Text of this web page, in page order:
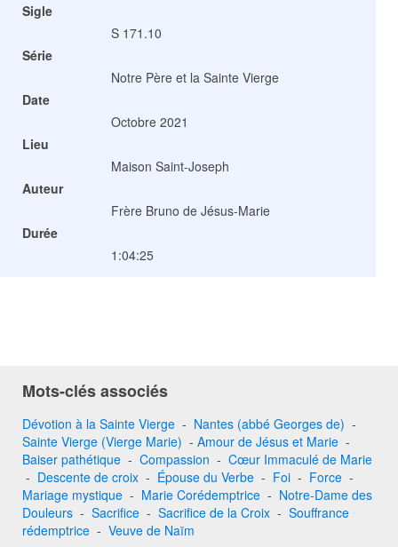
Sigle
S 171.10
Série
Notre Père et la Sainte Vierge
Date
Octobre 2021
Lieu
Maison Saint-Joseph
Auteur
Frère Bruno de Jésus-Marie
Durée
1:04:25
Mots-clés associés
Dévotion à la Sainte Vierge - Nantes (abbé Georges de) -
Sainte Vierge (Vierge Marie) - Amour de Jésus et Marie -
Baiser pathétique - Compassion - Cœur Immaculé de Marie
- Descente de croix - Épouse du Verbe - Foi - Force -
Mariage mystique - Marie Corédemptrice - Notre-Dame des
Douleurs - Sacrifice - Sacrifice de la Croix - Souffrance
rédemptrice - Veuve de Naïm